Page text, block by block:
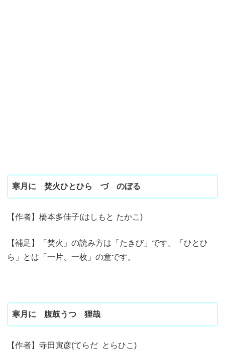
寒月に 焚火ひとひら づゝのぼる
【作者】橋本多佳子(はしもと たかこ)
【補足】「焚火」の読み方は「たきび」です。「ひとひ
ら」とは「一片、一枚」の意です。
寒月に 腹鼓うつ 狸哉
【作者】寺田寅彦(てらだ とらひこ)